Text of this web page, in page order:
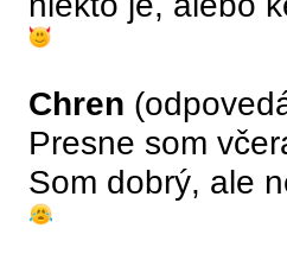
Chren
Presne som
Som dobrý, ale